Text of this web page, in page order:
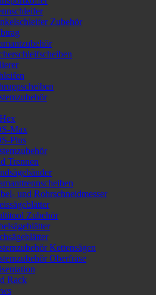
Zubehör
Max
Plus
Trennen
und Rohrschneidmesser
Zubehör
Kettensägen
Oberfräse
Rack